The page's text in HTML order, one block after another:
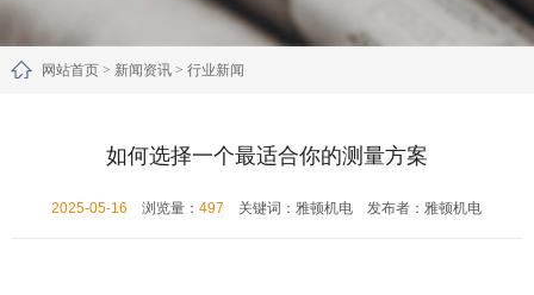
网站首页> 新闻资讯> 行业新闻
如何选择一个最适合你的测量方案
2025-05-16 浏览量：497 关键词：雅顿机电 发布者：雅顿机电